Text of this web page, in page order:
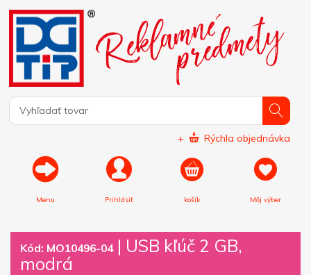
+ Rýchla objednávka
Menu Prihlásiť košík Môj výber
Kód: MO10496-04| USB kľúč 2 GB,
modrá